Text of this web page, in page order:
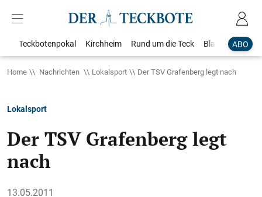
ABO
Teckbotenpokal Kirchheim Rund um die Teck Blaulicht
Home Nachrichten Lokalsport Der TSV Grafenberg legt nach
Lokalsport
Der TSV Grafenberg legt
nach
13.05.2011